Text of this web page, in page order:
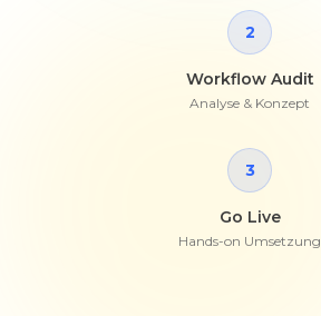
2
Workflow Audit
Analyse & Konzept
3
Go Live
Hands-on Umsetzung